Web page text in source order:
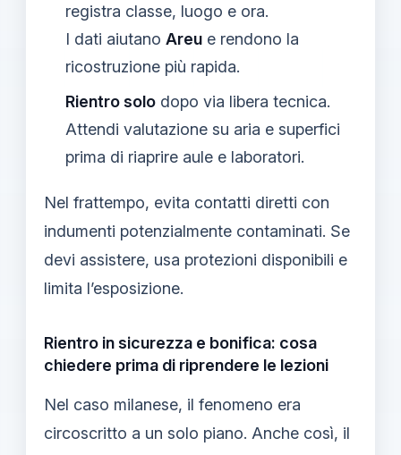
registra classe, luogo e ora.
I dati aiutano Areu e rendono la
ricostruzione più rapida.
Rientro solo dopo via libera tecnica.
Attendi valutazione su aria e superfici
prima di riaprire aule e laboratori.
Nel frattempo, evita contatti diretti con
indumenti potenzialmente contaminati. Se
devi assistere, usa protezioni disponibili e
limita l’esposizione.
Rientro in sicurezza e bonifica: cosa
chiedere prima di riprendere le lezioni
Nel caso milanese, il fenomeno era
circoscritto a un solo piano. Anche così, il